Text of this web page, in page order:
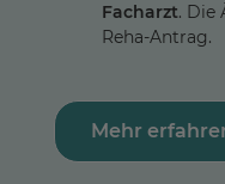
Facharzt. Die
Reha-Antrag.
Mehr